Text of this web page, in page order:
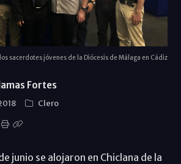
sacerdotes jóvenes de la Diócesis de Málaga en Cádiz
Fortes
Clero
junio se alojaron en Chiclana de la